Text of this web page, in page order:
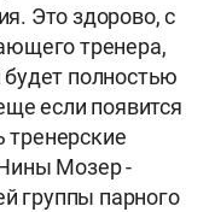
Это здорово, с
тренера,
полностью
если появится
тренерские
Мозер -
группы парного